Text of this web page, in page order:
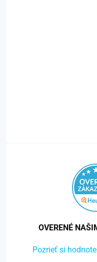
OVERENÉ
Pozrieť si